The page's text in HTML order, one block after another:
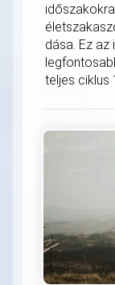
dása. Ez az
teljes ciklus